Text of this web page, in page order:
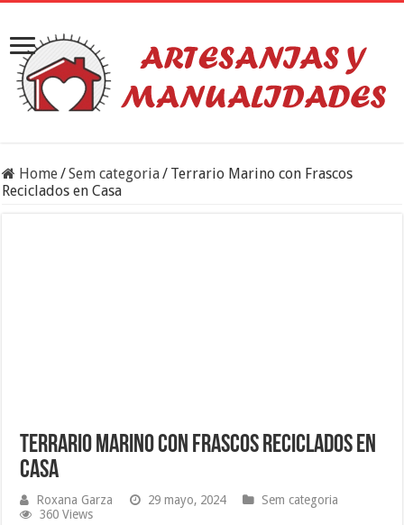
Home/Sem categoria/ Terrario Marino con Frascos
Reciclados en Casa
Terrario Marino con Frascos Reciclados en
Casa
Roxana Garza 29 mayo, 2024
Sem categoria
360 Views